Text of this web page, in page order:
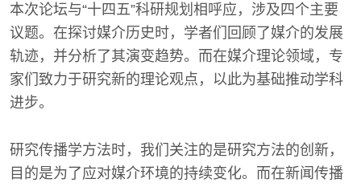
本次论坛与“十四五”科研规划相呼应，涉及四个主要
议题。在探讨媒介历史时，学者们回顾了媒介的发展
轨迹，并分析了其演变趋势。而在媒介理论领域，专
家们致力于研究新的理论观点，以此为基础推动学科
进步。
研究传播学方法时，我们关注的是研究方法的创新，
目的是为了应对媒介环境的持续变化。而在新闻传播